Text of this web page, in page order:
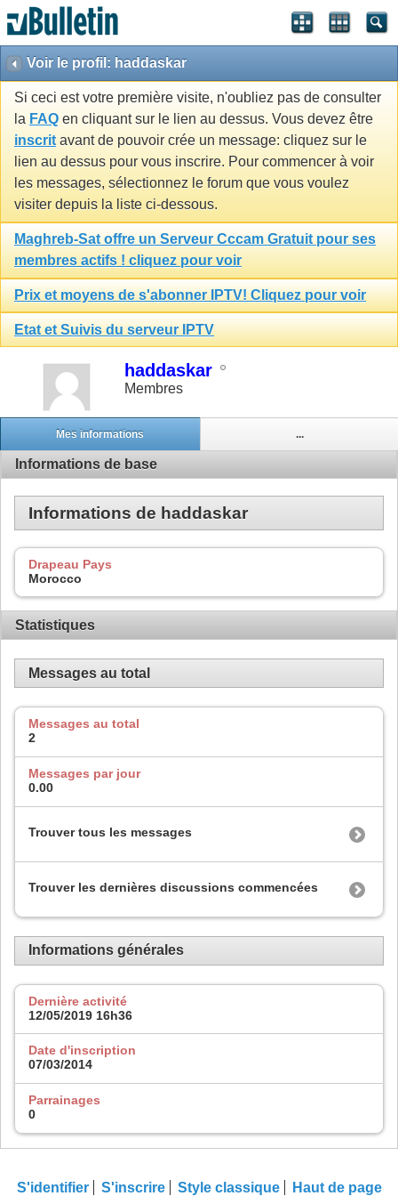
Voir le profil: haddaskar
Si ceci est votre première visite, n'oubliez pas de consulter
la FAQ en cliquant sur le lien au dessus. Vous devez être
inscrit avant de pouvoir crée un message: cliquez sur le
lien au dessus pour vous inscrire. Pour commencer à voir
les messages, sélectionnez le forum que vous voulez
visiter depuis la liste ci-dessous.
Maghreb-Sat offre un Serveur Cccam Gratuit pour ses
membres actifs ! cliquez pour voir
Prix et moyens de s'abonner IPTV! Cliquez pour voir
Etat et Suivis du serveur IPTV
haddaskar
Membres
Mes informations ...
Informations de base
Informations de haddaskar
Drapeau Pays
Morocco
Statistiques
Messages au total
Messages au total
2
Messages par jour
0.00
Trouver tous les messages
Trouver les dernières discussions commencées
Informations générales
Dernière activité
12/05/2019 16h36
Date d'inscription
07/03/2014
Parrainages
0
S'identifier S'inscrire Style classique Haut de page